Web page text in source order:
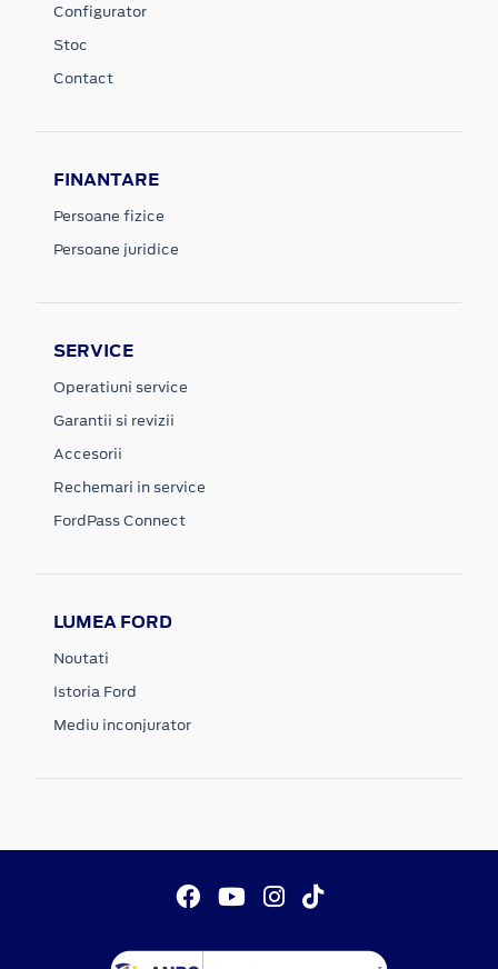
Configurator
Stoc
Contact
FINANTARE
Persoane fizice
Persoane juridice
SERVICE
Operatiuni service
Garantii si revizii
Accesorii
Rechemari in service
FordPass Connect
LUMEA FORD
Noutati
Istoria Ford
Mediu inconjurator